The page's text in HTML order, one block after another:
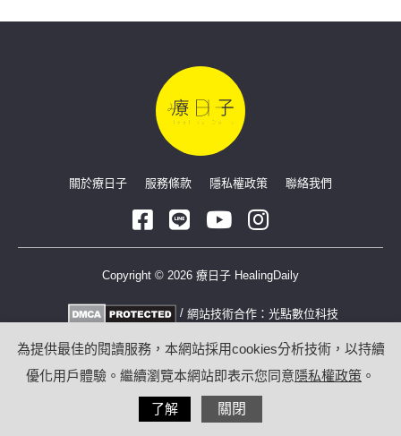
關於療日子 服務條款 隱私權政策 聯絡我們
Copyright © 2026 療日子 HealingDaily
/ 網站技術合作： 光點數位科技
為提供最佳的閱讀服務，本網站採用cookies分析技術，以持續
優化用戶體驗。繼續瀏覽本網站即表示您同意隱私權政策 。
了解 關閉